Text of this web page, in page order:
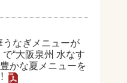
うなぎメニューが
“⼤阪泉州 ⽔なす
かな夏メニューを